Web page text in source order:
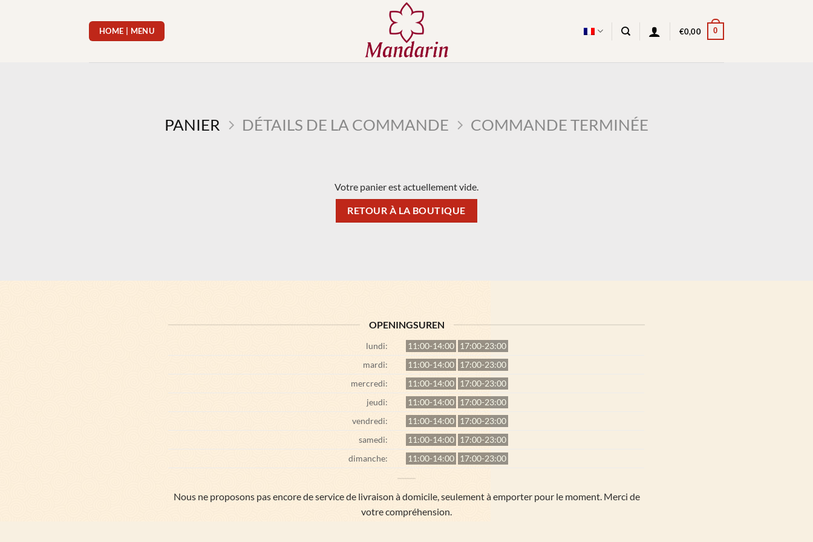
HOME | MENU €0,00 0
PANIER DÉTAILS DE LA COMMANDE COMMANDE TERMINÉE
Votre panier est actuellement vide.
RETOUR À LA BOUTIQUE
OPENINGSUREN
lundi: 11:00-14:00 17:00-23:00
mardi:
11:00-14:00 17:00-23:00
mercredi:
11:00-14:00 17:00-23:00
jeudi:
11:00-14:00 17:00-23:00
vendredi:
11:00-14:00 17:00-23:00
samedi:
11:00-14:00 17:00-23:00
dimanche:
11:00-14:00 17:00-23:00
Nous ne proposons pas encore de service de livraison à domicile, seulement à emporter pour le moment. Merci de
votre compréhension.